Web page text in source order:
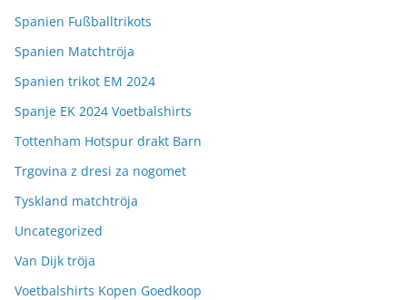
Spanien Fußballtrikots
Spanien Matchtröja
Spanien trikot EM 2024
Spanje EK 2024 Voetbalshirts
Tottenham Hotspur drakt Barn
Trgovina z dresi za nogomet
Tyskland matchtröja
Uncategorized
Van Dijk tröja
Voetbalshirts Kopen Goedkoop